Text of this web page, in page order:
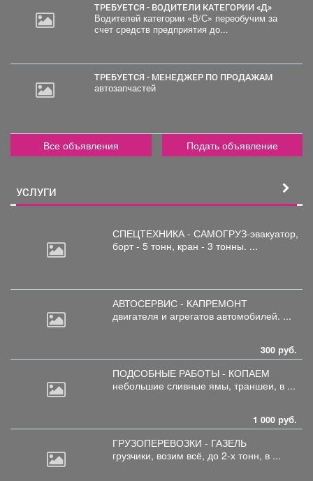
ТРЕБУЕТСЯ - ВОДИТЕЛИ КАТЕГОРИИ «Д»
Водителей категории «В/С» переобучим за
счет средств предприятия до...
ТРЕБУЕТСЯ - МЕНЕДЖЕР ПО ПРОДАЖАМ
автозапчастей
Все объявления Подать объявление
УСЛУГИ
СПЕЦТЕХНИКА - САМОГРУЗ-эвакуатор,
борт - 5 тонн, кран - 3 тонны. ...
АВТОСЕРВИС - КАПРЕМОНТ
двигателя и агрегатов автомобилей. ...
300 руб.
ПОДСОБНЫЕ РАБОТЫ - КОПАЕМ
небольшие сливные ямы, траншеи, в ...
1 000 руб.
ГРУЗОПЕРЕВОЗКИ - ГАЗЕЛЬ
грузчики, возим всё, до 2-х тонн, в ...